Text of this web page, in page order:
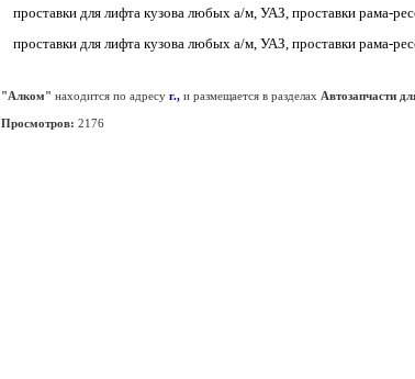
проставки для лифта кузова любых а/м, УАЗ, проставки рама-
проставки для лифта кузова любых а/м, УАЗ, проставки рама-
"Алком" находится по адресу г., и размещается в разделах Автозапчасти
Просмотров: 2176